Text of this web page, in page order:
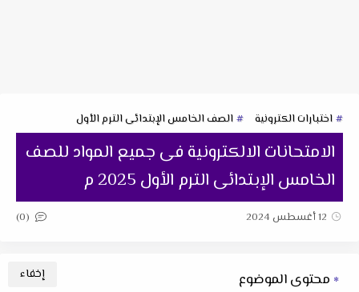
اختبارات الكترونية الصف الخامس الإبتدائى الترم الأول
الامتحانات الالكترونية فى جميع المواد للصف
الخامس الإبتدائى الترم الأول 2025 م
12 أغسطس 2024 (0)
محتوى الموضوع